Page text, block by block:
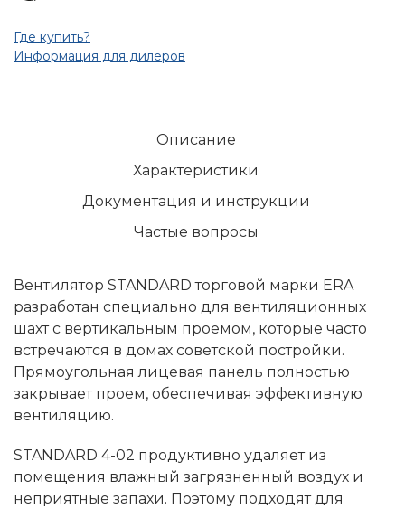
Где купить?
Информация для дилеров
Описание
Характеристики
Документация и инструкции
Частые вопросы
Вентилятор STANDARD торговой марки ERA
разработан специально для вентиляционных
шахт с вертикальным проемом, которые часто
встречаются в домах советской постройки.
Прямоугольная лицевая панель полностью
закрывает проем, обеспечивая эффективную
вентиляцию.
STANDARD 4-02 продуктивно удаляет из
помещения влажный загрязненный воздух и
неприятные запахи. Поэтому подходят для